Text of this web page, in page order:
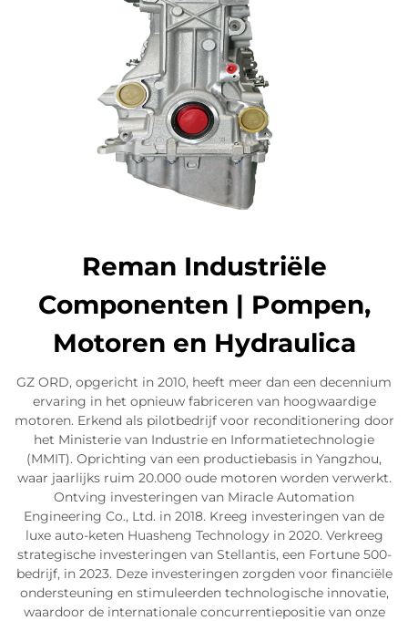
Reman Industriële
Componenten | Pompen,
Motoren en Hydraulica
GZ ORD, opgericht in 2010, heeft meer dan een decennium
ervaring in het opnieuw fabriceren van hoogwaardige
motoren. Erkend als pilotbedrijf voor reconditionering door
het Ministerie van Industrie en Informatietechnologie
(MMIT). Oprichting van een productiebasis in Yangzhou,
waar jaarlijks ruim 20.000 oude motoren worden verwerkt.
Ontving investeringen van Miracle Automation
Engineering Co., Ltd. in 2018. Kreeg investeringen van de
luxe auto-keten Huasheng Technology in 2020. Verkreeg
strategische investeringen van Stellantis, een Fortune 500-
bedrijf, in 2023. Deze investeringen zorgden voor financiële
ondersteuning en stimuleerden technologische innovatie,
waardoor de internationale concurrentiepositie van onze